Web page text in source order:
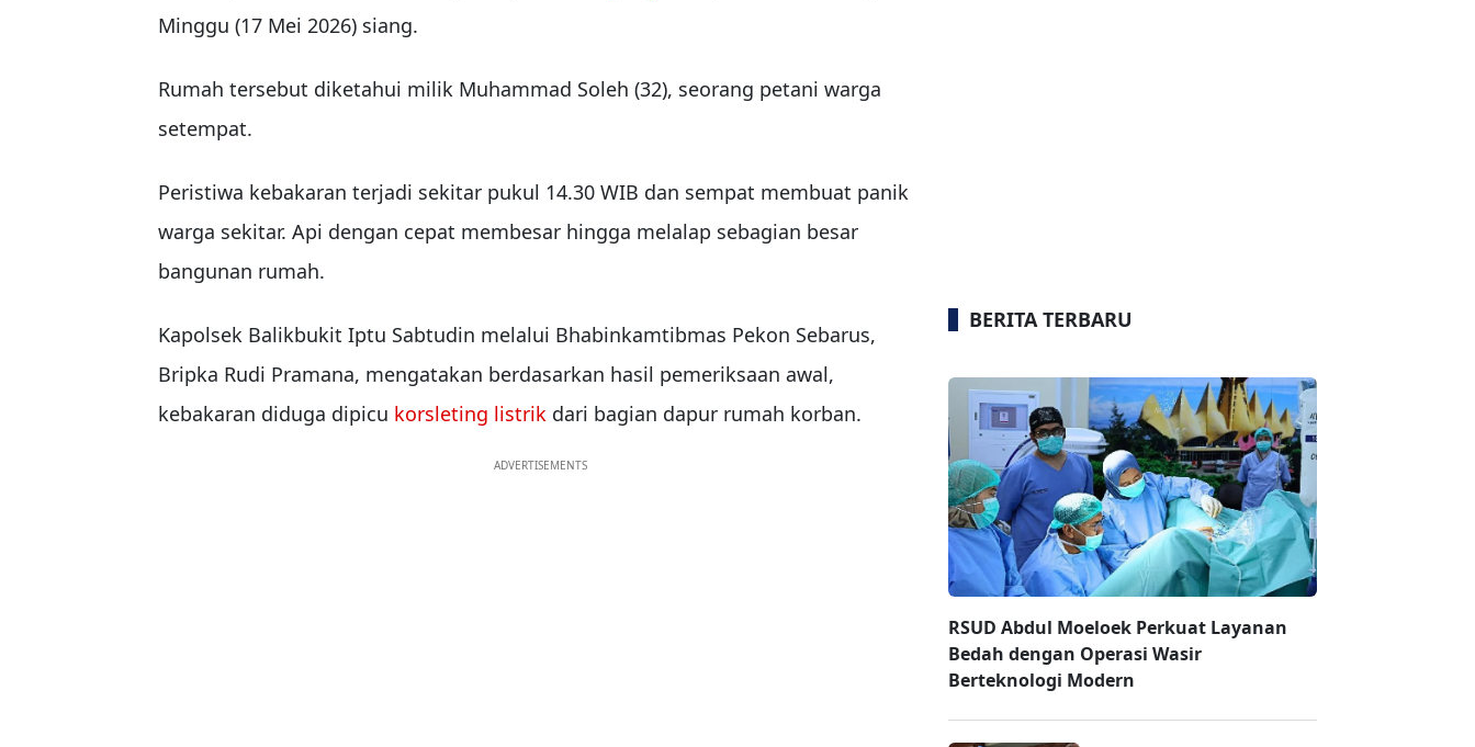
Minggu (17 Mei 2026) siang.
Rumah tersebut diketahui milik Muhammad Soleh (32), seorang petani warga
setempat.
Peristiwa kebakaran terjadi sekitar pukul 14.30 WIB dan sempat membuat panik
warga sekitar. Api dengan cepat membesar hingga melalap sebagian besar
bangunan rumah.
Kapolsek Balikbukit Iptu Sabtudin melalui Bhabinkamtibmas Pekon Sebarus,
Bripka Rudi Pramana, mengatakan berdasarkan hasil pemeriksaan awal,
kebakaran diduga dipicu korsleting listrik dari bagian dapur rumah korban.
ADVERTISEMENTS
BERITA TERBARU
RSUD Abdul Moeloek Perkuat Layanan
Bedah dengan Operasi Wasir
Berteknologi Modern